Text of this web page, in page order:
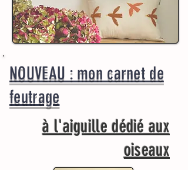
NOUVEAU : mon carnet de
feutrage
à l'aiguille dédié aux
oiseaux